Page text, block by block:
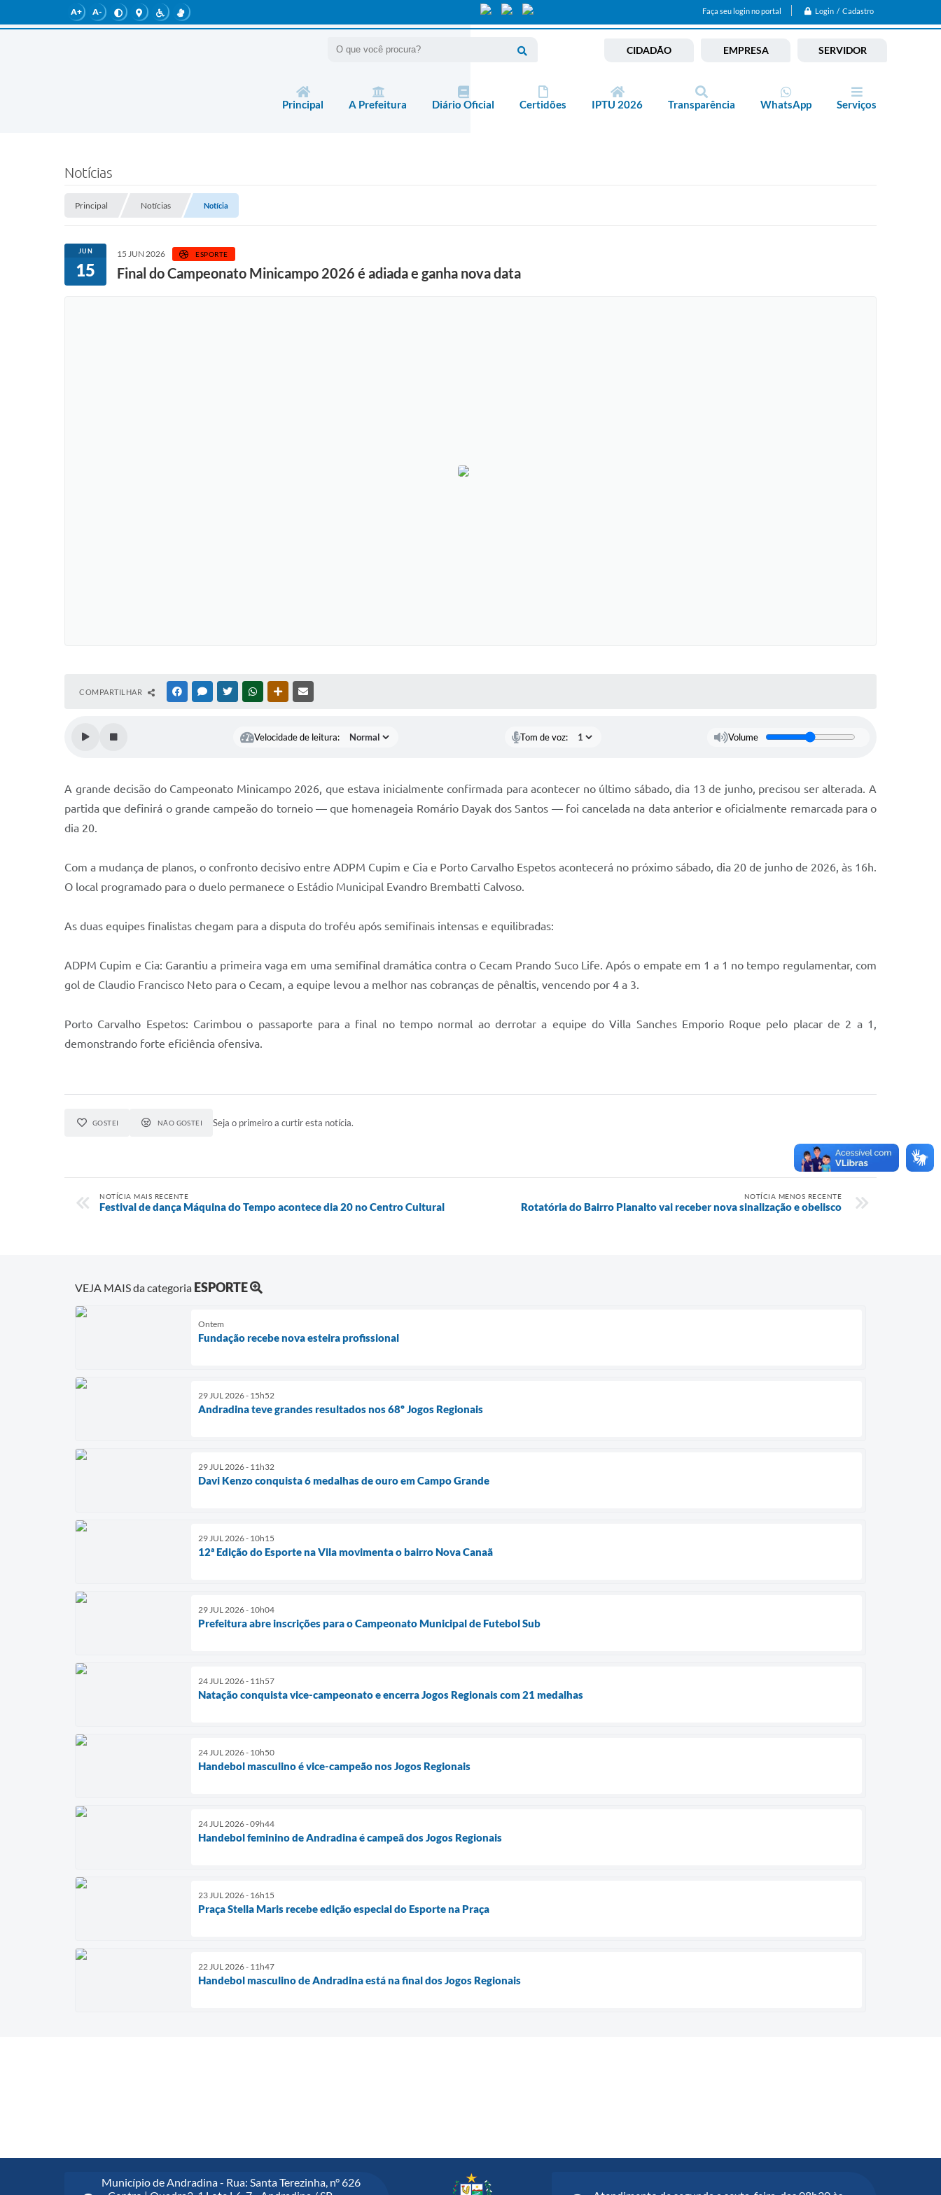
Faça seu login no portal Login / Cadastro
A+ A-
CIDADÃO EMPRESA SERVIDOR
Principal A Prefeitura Diário Oficial Certidões IPTU 2026 Transparência WhatsApp Serviços
Notícias
Principal Notícias Notícia
JUN
15
15 JUN 2026 ESPORTE
Final do Campeonato Minicampo 2026 é adiada e ganha nova data
COMPARTILHAR FACEBOOKMESSENGER
TWITTERWHATSAPPOUTRAS MÍDIAS
Velocidade de leitura: Tom de voz: Volume
​A grande decisão do Campeonato Minicampo 2026, que estava inicialmente confirmada para acontecer no último sábado, dia 13 de junho, precisou ser alterada. A
partida que definirá o grande campeão do torneio — que homenageia Romário Dayak dos Santos — foi cancelada na data anterior e oficialmente remarcada para o
dia 20.
​Com a mudança de planos, o confronto decisivo entre ADPM Cupim e Cia e Porto Carvalho Espetos acontecerá no próximo sábado, dia 20 de junho de 2026, às 16h.
O local programado para o duelo permanece o Estádio Municipal Evandro Brembatti Calvoso.
​As duas equipes finalistas chegam para a disputa do troféu após semifinais intensas e equilibradas:
​ADPM Cupim e Cia: Garantiu a primeira vaga em uma semifinal dramática contra o Cecam Prando Suco Life. Após o empate em 1 a 1 no tempo regulamentar, com
gol de Claudio Francisco Neto para o Cecam, a equipe levou a melhor nas cobranças de pênaltis, vencendo por 4 a 3.
​Porto Carvalho Espetos: Carimbou o passaporte para a final no tempo normal ao derrotar a equipe do Villa Sanches Emporio Roque pelo placar de 2 a 1,
demonstrando forte eficiência ofensiva.
GOSTEI NÃO GOSTEI Seja o primeiro a curtir esta notícia.
NOTÍCIA MAIS RECENTE
Festival de dança Máquina do Tempo acontece dia 20 no Centro Cultural
NOTÍCIA MENOS RECENTE
Rotatória do Bairro Planalto vai receber nova sinalização e obelisco
VEJA MAIS da categoria ESPORTE
Ontem
Fundação recebe nova esteira profissional
29 JUL 2026 - 15h52
Andradina teve grandes resultados nos 68º Jogos Regionais
29 JUL 2026 - 11h32
Davi Kenzo conquista 6 medalhas de ouro em Campo Grande
29 JUL 2026 - 10h15
12ª Edição do Esporte na Vila movimenta o bairro Nova Canaã
29 JUL 2026 - 10h04
Prefeitura abre inscrições para o Campeonato Municipal de Futebol Sub
24 JUL 2026 - 11h57
Natação conquista vice-campeonato e encerra Jogos Regionais com 21 medalhas
24 JUL 2026 - 10h50
Handebol masculino é vice-campeão nos Jogos Regionais
24 JUL 2026 - 09h44
Handebol feminino de Andradina é campeã dos Jogos Regionais
23 JUL 2026 - 16h15
Praça Stella Maris recebe edição especial do Esporte na Praça
22 JUL 2026 - 11h47
Handebol masculino de Andradina está na final dos Jogos Regionais
Município de Andradina - Rua: Santa Terezinha, n° 626